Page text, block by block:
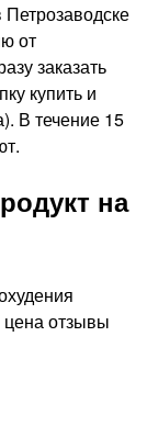
от
заказать
купить и
В течение 15